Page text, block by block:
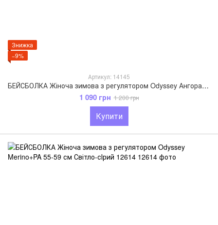
Знижка
−9%
Артикул: 14145
БЕЙСБОЛКА Жіноча зимова з регулятором Odyssey Ангора+нейлон 55-59 см Капучино 14145
1 090 грн 1 200 грн
Купити